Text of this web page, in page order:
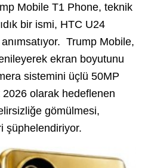
Mobile T1 Phone, teknik
bir ismi, HTC U24
Trump Mobile,
ekran boyutunu
sistemini üçlü 50MP
olarak hedeflenen
gömülmesi,
şüphelendiriyor.